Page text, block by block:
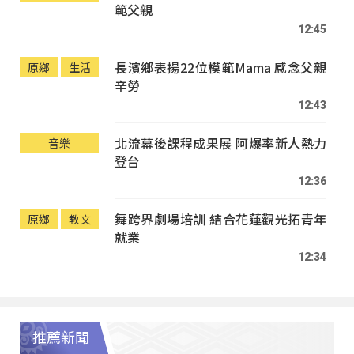
範父親
12:45
原鄉 生活
長濱鄉表揚22位模範Mama 感念父親
辛勞
12:43
音樂
北流幕後課程成果展 阿爆率新人熱力
登台
12:36
原鄉 教文
舞跨界劇場培訓 結合花蓮觀光拓青年
就業
12:34
推薦新聞